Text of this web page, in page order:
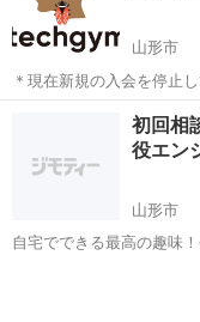
山形市
＊現在新規の入会を停止しています テックジム山
ービス」「組織」「社会
す。 【カリキュラム/
山形市 プロ
初回相
役エン
山形市
自宅でできる最高の趣味